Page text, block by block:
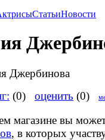
СтатьиНовости
(0) оценить (0)
магазине вы
, в которых